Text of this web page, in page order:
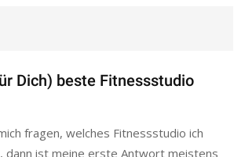
Dich) beste Fitnessstudio
fragen, welches Fitnessstudio ich
dann ist meine erste Antwort meistens